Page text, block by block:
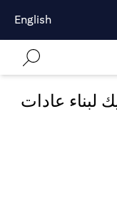
English
لبناء عادات